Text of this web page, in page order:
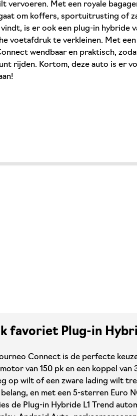
vervoeren. Met een royale
om koffers, sportuitrusting of
is er ook een plug-in hybride
voetafdruk te verkleinen. Met
wendbaar en praktisch,
rijden. Kortom, deze auto is er
favoriet Plug-in
Connect is de perfecte
van 150 pk en een koppel
op wilt of een zware lading wilt
en met een 5-sterren Euro
de Plug-in Hybride L1 Trend